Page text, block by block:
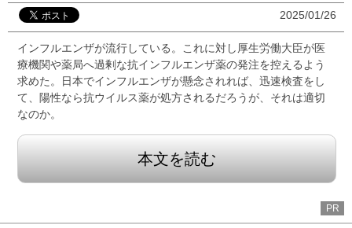
2025/01/26
インフルエンザが流行している。これに対し厚生労働大臣が医
療機関や薬局へ過剰な抗インフルエンザ薬の発注を控えるよう
求めた。日本でインフルエンザが懸念されれば、迅速検査をし
て、陽性なら抗ウイルス薬が処方されるだろうが、それは適切
なのか。
本文を読む
PR